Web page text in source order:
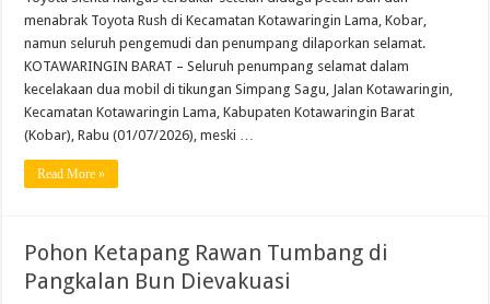
menabrak Toyota Rush di Kecamatan Kotawaringin Lama, Kobar,
namun seluruh pengemudi dan penumpang dilaporkan selamat.
KOTAWARINGIN BARAT – Seluruh penumpang selamat dalam
kecelakaan dua mobil di tikungan Simpang Sagu, Jalan Kotawaringin,
Kecamatan Kotawaringin Lama, Kabupaten Kotawaringin Barat
(Kobar), Rabu (01/07/2026), meski …
Read More »
Pohon Ketapang Rawan Tumbang di
Pangkalan Bun Dievakuasi